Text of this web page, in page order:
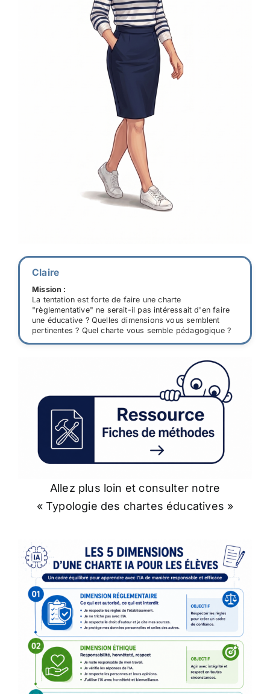
Claire
Mission :
La tentation est forte de faire une charte
"règlementative" ne serait-il pas intéressait d'en faire
une éducative ? Quelles dimensions vous semblent
pertinentes ? Quel charte vous semble pédagogique ?
Allez plus loin et consulter notre
« Typologie des chartes éducatives »